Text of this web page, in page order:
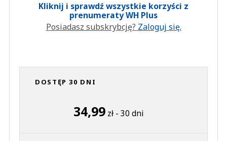
Kliknij i sprawdź wszystkie korzyści z
prenumeraty WH Plus
Posiadasz subskrybcję? Zaloguj się.
DOSTĘP 30 DNI
34,99 zł - 30 dni